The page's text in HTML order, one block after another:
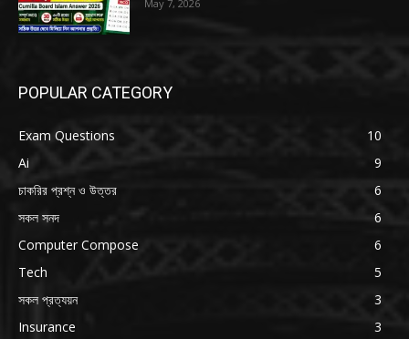
May 7, 2026
POPULAR CATEGORY
Exam Questions
10
Ai
9
চাকরির প্রশ্ন ও উত্তর
6
সকল সনদ
6
Computer Compose
6
Tech
5
সকল প্রত্যয়ন
3
Insurance
3